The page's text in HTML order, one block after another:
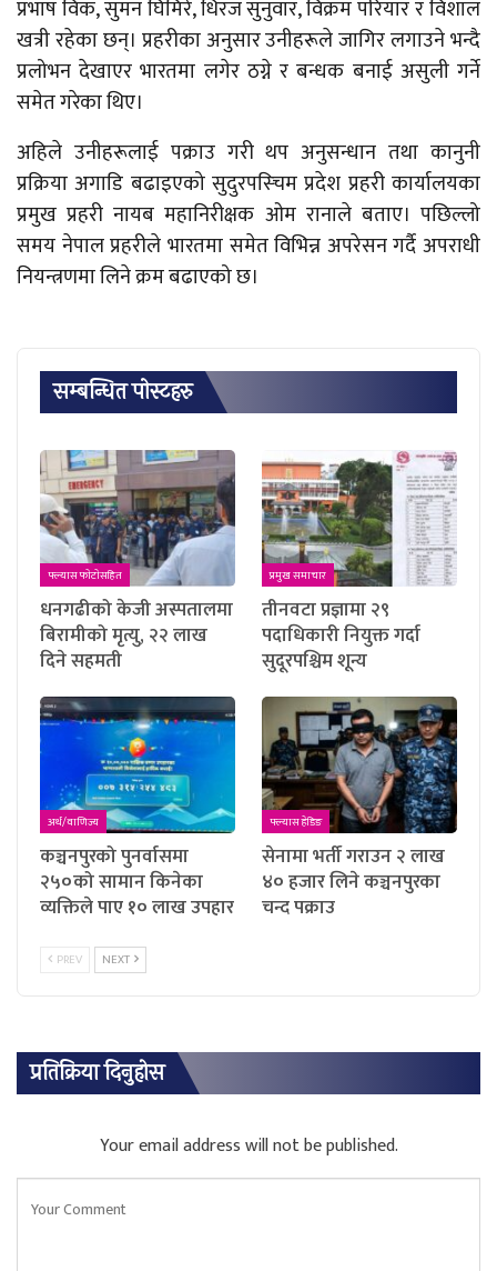
प्रभाष विक, सुमन घिमिरे, धिरज सुनुवार, विक्रम परियार र विशाल
खत्री रहेका छन्। प्रहरीका अनुसार उनीहरूले जागिर लगाउने भन्दै
प्रलोभन देखाएर भारतमा लगेर ठग्ने र बन्धक बनाई असुली गर्ने
समेत गरेका थिए।
अहिले उनीहरूलाई पक्राउ गरी थप अनुसन्धान तथा कानुनी
प्रक्रिया अगाडि बढाइएको सुदुरपस्चिम प्रदेश प्रहरी कार्यालयका
प्रमुख प्रहरी नायब महानिरीक्षक ओम रानाले बताए। पछिल्लो
समय नेपाल प्रहरीले भारतमा समेत विभिन्न अपरेसन गर्दै अपराधी
नियन्त्रणमा लिने क्रम बढाएको छ।
सम्बन्धित पाेस्टहरु
फ्ल्यास फाेटाेसहित
धनगढीको केजी अस्पतालमा
बिरामीको मृत्यु, २२ लाख
दिने सहमती
प्रमुख समाचार
तीनवटा प्रज्ञामा २९
पदाधिकारी नियुक्त गर्दा
सुदूरपश्चिम शून्य
अर्थ/वाणिज्य
कञ्चनपुरको पुनर्वासमा
२५०को सामान किनेका
व्यक्तिले पाए १० लाख उपहार
फ्ल्यास हेडिङ
सेनामा भर्ती गराउन २ लाख
४० हजार लिने कञ्चनपुरका
चन्द पक्राउ
PREV NEXT
प्रतिक्रिया दिनुहोस
Your email address will not be published.